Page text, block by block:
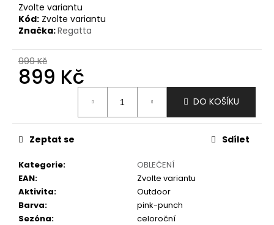
Zvolte variantu
Kód: Zvolte variantu
Značka:Regatta
999 Kč
899 Kč
DO KOŠÍKU
Kategorie:
OBLEČENÍ
EAN:
Zvolte variantu
Aktivita:
Outdoor
Barva:
pink-punch
Sezóna:
celoroční
Zeptat se Sdílet
u
č
u